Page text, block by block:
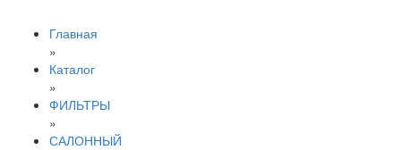
Главная
»
Каталог
»
ФИЛЬТРЫ
»
САЛОННЫЙ